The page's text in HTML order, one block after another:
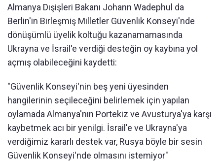
Almanya Dışişleri Bakanı Johann Wadephul da
Berlin'in Birleşmiş Milletler Güvenlik Konseyi'nde
dönüşümlü üyelik koltuğu kazanamamasında
Ukrayna ve İsrail'e verdiği desteğin oy kaybına yol
açmış olabileceğini kaydetti:
"Güvenlik Konseyi'nin beş yeni üyesinden
hangilerinin seçileceğini belirlemek için yapılan
oylamada Almanya'nın Portekiz ve Avusturya'ya karşı
kaybetmek acı bir yenilgi. İsrail'e ve Ukrayna'ya
verdiğimiz kararlı destek var, Rusya böyle bir sesin
Güvenlik Konseyi'nde olmasını istemiyor"